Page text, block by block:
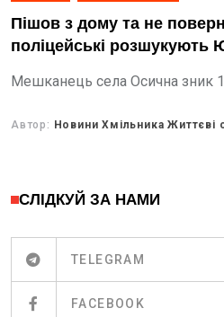
Пішов з дому та не
поліцейські розшукують
Мешканець села Осична зник
Автор: Новини Хмільника Життєві
СЛІДКУЙ ЗА НАМИ
TELEGRAM
FACEBOOK